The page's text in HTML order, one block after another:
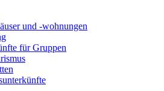
und -wohnungen
für Gruppen